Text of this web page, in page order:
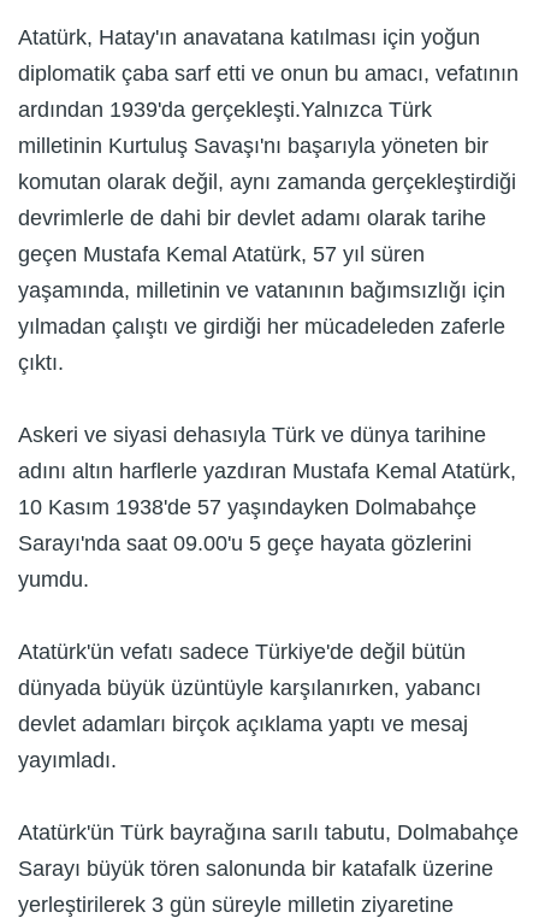
Atatürk, Hatay'ın anavatana katılması için yoğun
diplomatik çaba sarf etti ve onun bu amacı, vefatının
ardından 1939'da gerçekleşti.Yalnızca Türk
milletinin Kurtuluş Savaşı'nı başarıyla yöneten bir
komutan olarak değil, aynı zamanda gerçekleştirdiği
devrimlerle de dahi bir devlet adamı olarak tarihe
geçen Mustafa Kemal Atatürk, 57 yıl süren
yaşamında, milletinin ve vatanının bağımsızlığı için
yılmadan çalıştı ve girdiği her mücadeleden zaferle
çıktı.
Askeri ve siyasi dehasıyla Türk ve dünya tarihine
adını altın harflerle yazdıran Mustafa Kemal Atatürk,
10 Kasım 1938'de 57 yaşındayken Dolmabahçe
Sarayı'nda saat 09.00'u 5 geçe hayata gözlerini
yumdu.
Atatürk'ün vefatı sadece Türkiye'de değil bütün
dünyada büyük üzüntüyle karşılanırken, yabancı
devlet adamları birçok açıklama yaptı ve mesaj
yayımladı.
Atatürk'ün Türk bayrağına sarılı tabutu, Dolmabahçe
Sarayı büyük tören salonunda bir katafalk üzerine
yerleştirilerek 3 gün süreyle milletin ziyaretine